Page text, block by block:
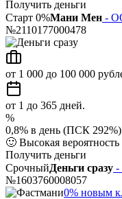
Получить деньги
Старт 0%Мани Мен -
№2110177000478
от 1 000 до 100 000
от 1 до 365 дней.
%
0,8% в день (ПСК 292%)
🙂 Высокая
Получить деньги
СрочныйДеньги сразу
№1603760008057
0% новым